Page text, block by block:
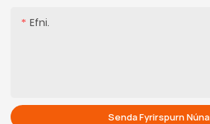
Efni.
Senda Fyrirspurn Núna